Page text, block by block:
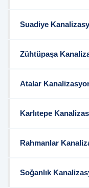
Suadiye
Zühtüpaşa
Atalar
Karlıtepe
Rahmanlar
Soğanlık